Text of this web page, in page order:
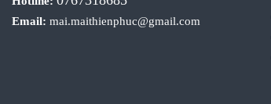
Email: mai.maithienphuc@gmail.com